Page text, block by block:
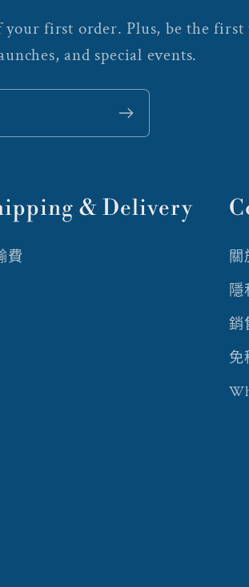
your first order. Plus, be the first
and special events.
& Delivery
費
關
隱
銷
免